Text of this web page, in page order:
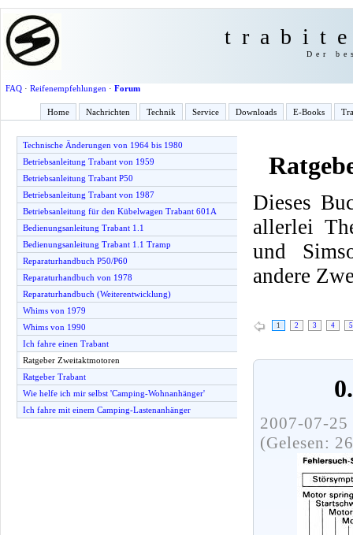
Der
FAQ· Reifenempfehlungen · Forum
Home Nachrichten Technik Service Downloads E-Books
Technische Änderungen von 1964 bis 1980
Betriebsanleitung Trabant von 1959
Betriebsanleitung Trabant P50
Betriebsanleitung Trabant von 1987
Betriebsanleitung für den Kübelwagen Trabant 601A
Bedienungsanleitung Trabant 1.1
Bedienungsanleitung Trabant 1.1 Tramp
Reparaturhandbuch P50/P60
Reparaturhandbuch von 1978
Reparaturhandbuch (Weiterentwicklung)
Whims von 1979
Whims von 1990
Ich fahre einen Trabant
Ratgeber Zweitaktmotoren
Ratgeber Trabant
Wie helfe ich mir selbst 'Camping-Wohnanhänger'
Ich fahre mit einem Camping-Lastenanhänger
Dieses
allerlei
und
andere
1 2 3 4 5
2007-07-
(Gelesen: